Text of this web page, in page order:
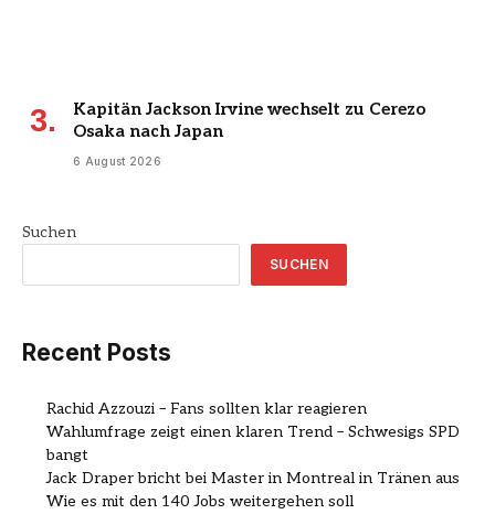
Kapitän Jackson Irvine wechselt zu Cerezo
Osaka nach Japan
6 August 2026
Suchen
SUCHEN
Recent Posts
Rachid Azzouzi – Fans sollten klar reagieren
Wahlumfrage zeigt einen klaren Trend – Schwesigs SPD
bangt
Jack Draper bricht bei Master in Montreal in Tränen aus
Wie es mit den 140 Jobs weitergehen soll